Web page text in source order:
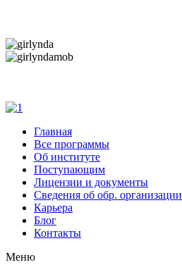
Главная
Все программы
Об институте
Поступающим
Лицензии и документы
Сведения об обр. организации
Карьера
Блог
Контакты
Меню